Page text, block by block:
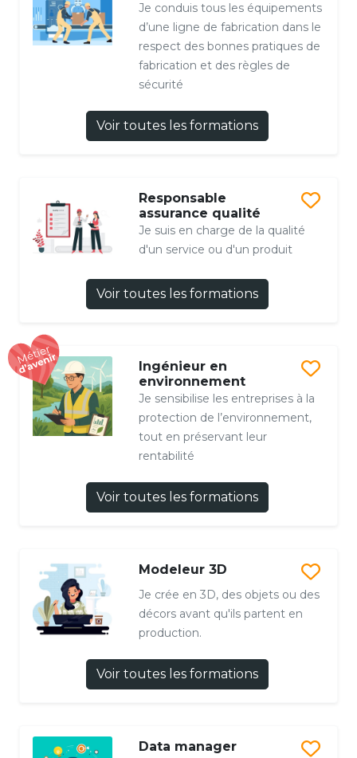
Je conduis tous les équipements
d’une ligne de fabrication dans le
respect des bonnes pratiques de
fabrication et des règles de
sécurité
Voir toutes les formations
Responsable
assurance qualité
Je suis en charge de la qualité
d'un service ou d'un produit
Voir toutes les formations
Ingénieur en
environnement
Je sensibilise les entreprises à la
protection de l’environnement,
tout en préservant leur
rentabilité
Voir toutes les formations
Modeleur 3D
Je crée en 3D, des objets ou des
décors avant qu'ils partent en
production.
Voir toutes les formations
Data manager